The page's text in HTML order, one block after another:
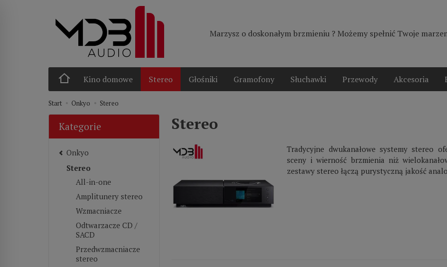
Marzysz o doskonałym brzmieniu ? Możemy spełnić Twoje
Kino domowe Stereo Głośniki Gramofony Słuchawki Przewody Akcesoria
Start Onkyo Stereo
Stereo
Tradycyjne dwukanałowe systemy stereo
sceny i wierność brzmienia niż
zestawy stereo łączą purystyczną jakość
Kategorie
Onkyo
Stereo
All-in-one
Amplitunery stereo
Wzmacniacze
Odtwarzacze CD /
SACD
Przedwzmacniacze
stereo